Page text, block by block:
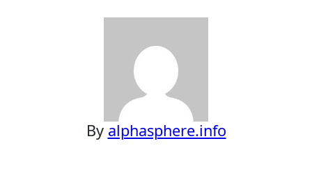
By alphasphere.info